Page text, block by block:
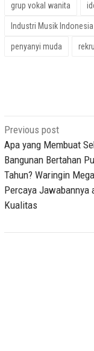
grup vokal wanita
Industri Musik Indonesia
penyanyi muda
Post
navigation
Previous post
Apa yang Membuat
Bangunan Bertahan
Tahun? Waringin
Percaya Jawabannya
Kualitas